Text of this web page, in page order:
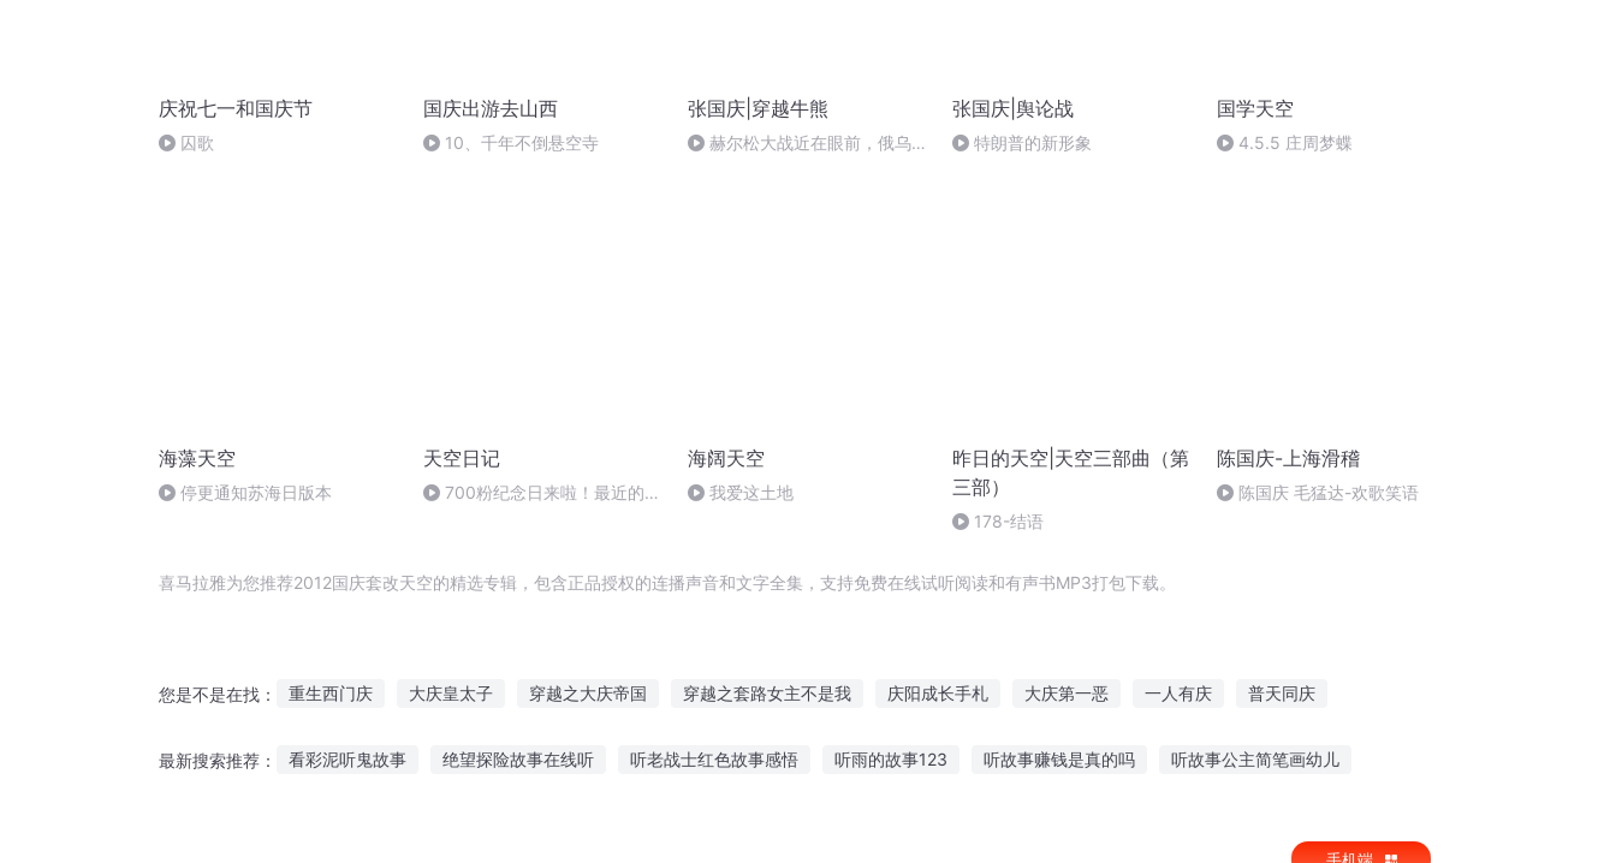
庆祝七一和国庆节
囚歌
国庆出游去山西
10、千年不倒悬空寺
张国庆|穿越牛熊
赫尔松大战近在眼前，俄乌冲
张国庆|舆论战
特朗普的新形象
国学天空
4.5.5 庄周梦蝶
海藻天空
停更通知苏海日版本
天空日记
700粉纪念日来啦！最近的状
海阔天空
我爱这土地
昨日的天空|天空三部曲（第
三部）
178-结语
陈国庆-上海滑稽
陈国庆 毛猛达-欢歌笑语
喜马拉雅为您推荐2012国庆套改天空的精选专辑，包含正品授权的连播声音和文字全集，支持免费在线试听阅读和有声书MP3打包下载。
您是不是在找： 重生西门庆 大庆皇太子 穿越之大庆帝国 穿越之套路女主不是我 庆阳成长手札 大庆第一恶 一人有庆 普天同庆
最新搜索推荐： 看彩泥听鬼故事 绝望探险故事在线听 听老战士红色故事感悟 听雨的故事123 听故事赚钱是真的吗 听故事公主简笔画幼儿